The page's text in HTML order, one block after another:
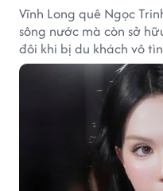
Vĩnh Long quê Ngọc
sông nước mà còn sở
đôi khi bị du khách vô